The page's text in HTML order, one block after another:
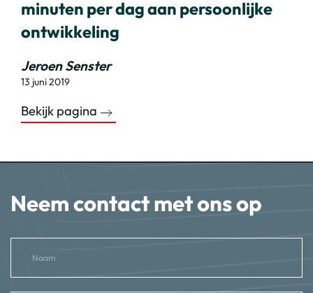
minuten per dag aan persoonlijke
ontwikkeling
Jeroen Senster
13 juni 2019
Bekijk pagina
Neem contact met ons op